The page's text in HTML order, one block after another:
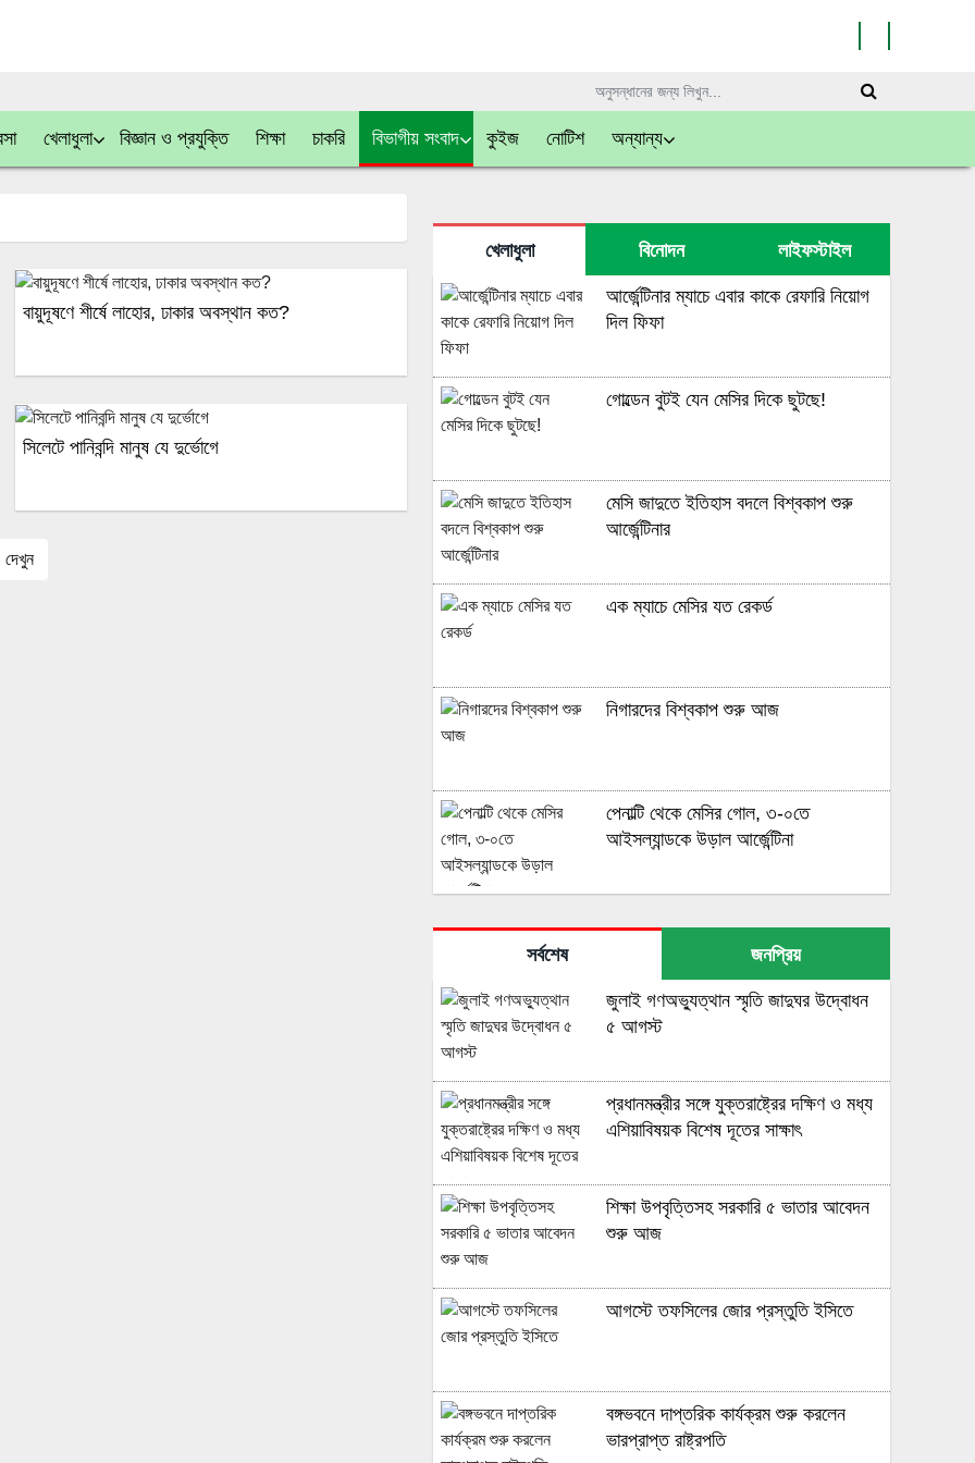
খেলাধুলা বিজ্ঞান ও প্রযুক্তি শিক্ষা চাকরি বিভাগীয় সংবাদ কুইজ নোটিশ অন্যান্য
বায়ুদূষণে শীর্ষে লাহোর, ঢাকার অবস্থান কত?
সিলেটে পানিবন্দি মানুষ যে দুর্ভোগে
খেলাধুলা বিনোদন লাইফস্টাইল
আর্জেন্টিনার ম্যাচে এবার কাকে রেফারি নিয়োগ
দিল ফিফা
গোল্ডেন বুটই যেন মেসির দিকে ছুটছে!
মেসি জাদুতে ইতিহাস বদলে বিশ্বকাপ শুরু
আর্জেন্টিনার
এক ম্যাচে মেসির যত রেকর্ড
নিগারদের বিশ্বকাপ শুরু আজ
পেনাল্টি থেকে মেসির গোল, ৩-০তে
আইসল্যান্ডকে উড়াল আর্জেন্টিনা
মিশন হেক্সা, নেইমারকে নিয়েই বিশ্বকাপে
মিরপুরে সিরিজ জয়ের লক্ষ্য টাইগারদের,
সিরিজ নির্ধারণী ম্যাচে টস হেরে ব্যাটিংয়ে
আইসিসির সিদ্ধান্ত মেনে নিয়ে যা বললো
সর্বশেষ জনপ্রিয়
জুলাই গণঅভ্যুত্থান স্মৃতি জাদুঘর উদ্বোধন
৫ আগস্ট
প্রধানমন্ত্রীর সঙ্গে যুক্তরাষ্ট্রের দক্ষিণ ও মধ্য
এশিয়াবিষয়ক বিশেষ দূতের সাক্ষাৎ
শিক্ষা উপবৃত্তিসহ সরকারি ৫ ভাতার আবেদন
শুরু আজ
আগস্টে তফসিলের জোর প্রস্তুতি ইসিতে
বঙ্গভবনে দাপ্তরিক কার্যক্রম শুরু করলেন
ভারপ্রাপ্ত রাষ্ট্রপতি